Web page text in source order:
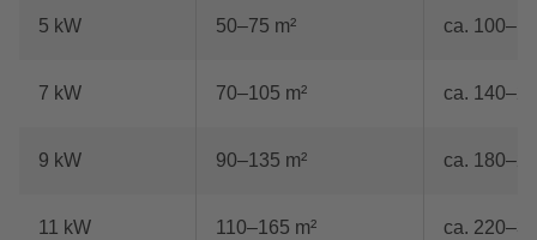
5 kW 50–75 m² ca.
7 kW 70–105 m² ca.
9 kW 90–135 m² ca.
11 kW 110–165 m² ca.